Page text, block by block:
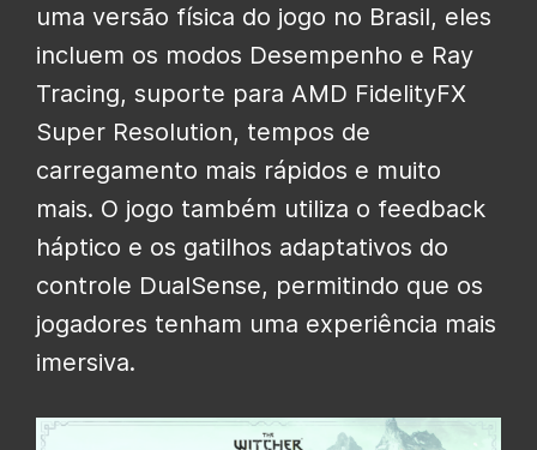
uma versão física do jogo no Brasil, eles
incluem os modos Desempenho e Ray
Tracing, suporte para AMD FidelityFX
Super Resolution, tempos de
carregamento mais rápidos e muito
mais. O jogo também utiliza o feedback
háptico e os gatilhos adaptativos do
controle DualSense, permitindo que os
jogadores tenham uma experiência mais
imersiva.